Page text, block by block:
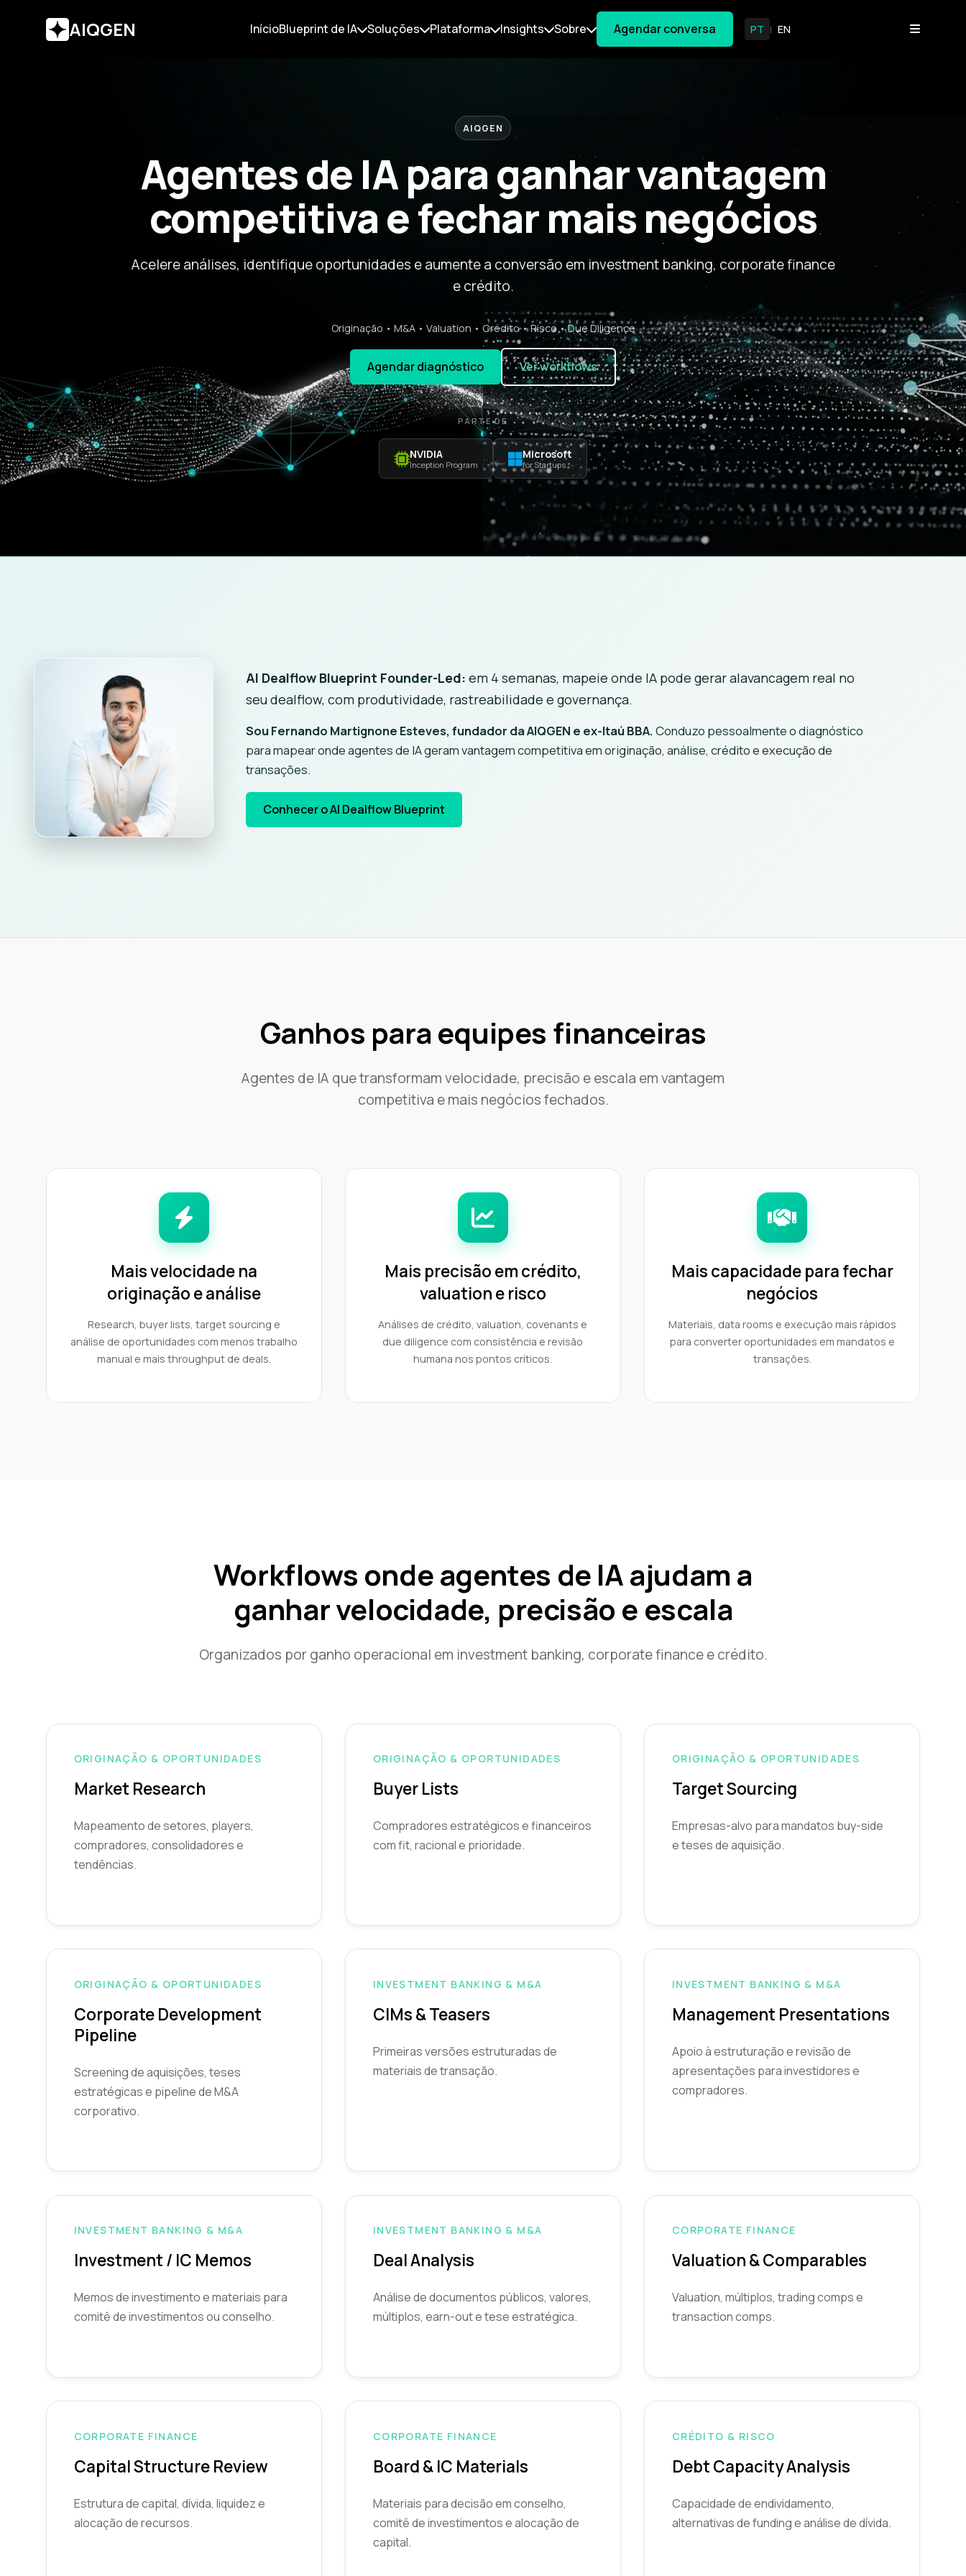
AIQGEN InícioBlueprint de IA Soluções Plataforma Insights Sobre Agendar conversa PT | EN
AIQGEN
Agentes de IA para ganhar vantagem
competitiva e fechar mais negócios
Acelere análises, identifique oportunidades e aumente a conversão em investment banking, corporate finance
e crédito.
Originação • M&A • Valuation • Crédito • Risco • Due Diligence
Agendar diagnóstico Ver workflows
PARTE DE
NVIDIA
Inception Program
Microsoft
for Startups
AI Dealflow Blueprint Founder-Led: em 4 semanas, mapeie onde IA pode gerar alavancagem real no
seu dealflow, com produtividade, rastreabilidade e governança.
Sou Fernando Martignone Esteves, fundador da AIQGEN e ex-Itaú BBA.Conduzo pessoalmente o diagnóstico
para mapear onde agentes de IA geram vantagem competitiva em originação, análise, crédito e execução de
transações.
Conhecer o AI Dealflow Blueprint
Ganhos para equipes financeiras
Agentes de IA que transformam velocidade, precisão e escala em vantagem
competitiva e mais negócios fechados.
Mais velocidade na
originação e análise
Research, buyer lists, target sourcing e
análise de oportunidades com menos trabalho
manual e mais throughput de deals.
Mais precisão em crédito,
valuation e risco
Análises de crédito, valuation, covenants e
due diligence com consistência e revisão
humana nos pontos críticos.
Mais capacidade para fechar
negócios
Materiais, data rooms e execução mais rápidos
para converter oportunidades em mandatos e
transações.
Workflows onde agentes de IA ajudam a
ganhar velocidade, precisão e escala
Organizados por ganho operacional em investment banking, corporate finance e crédito.
ORIGINAÇÃO & OPORTUNIDADES
Market Research
Mapeamento de setores, players,
compradores, consolidadores e
tendências.
ORIGINAÇÃO & OPORTUNIDADES
Buyer Lists
Compradores estratégicos e financeiros
com fit, racional e prioridade.
ORIGINAÇÃO & OPORTUNIDADES
Target Sourcing
Empresas-alvo para mandatos buy-side
e teses de aquisição.
ORIGINAÇÃO & OPORTUNIDADES
Corporate Development
Pipeline
Screening de aquisições, teses
estratégicas e pipeline de M&A
corporativo.
INVESTMENT BANKING & M&A
CIMs & Teasers
Primeiras versões estruturadas de
materiais de transação.
INVESTMENT BANKING & M&A
Management Presentations
Apoio à estruturação e revisão de
apresentações para investidores e
compradores.
INVESTMENT BANKING & M&A
Investment / IC Memos
Memos de investimento e materiais para
comitê de investimentos ou conselho.
INVESTMENT BANKING & M&A
Deal Analysis
Análise de documentos públicos, valores,
múltiplos, earn-out e tese estratégica.
CORPORATE FINANCE
Valuation & Comparables
Valuation, múltiplos, trading comps e
transaction comps.
CORPORATE FINANCE
Capital Structure Review
Estrutura de capital, dívida, liquidez e
alocação de recursos.
CORPORATE FINANCE
Board & IC Materials
Materiais para decisão em conselho,
comitê de investimentos e alocação de
capital.
CRÉDITO & RISCO
Debt Capacity Analysis
Capacidade de endividamento,
alternativas de funding e análise de dívida.